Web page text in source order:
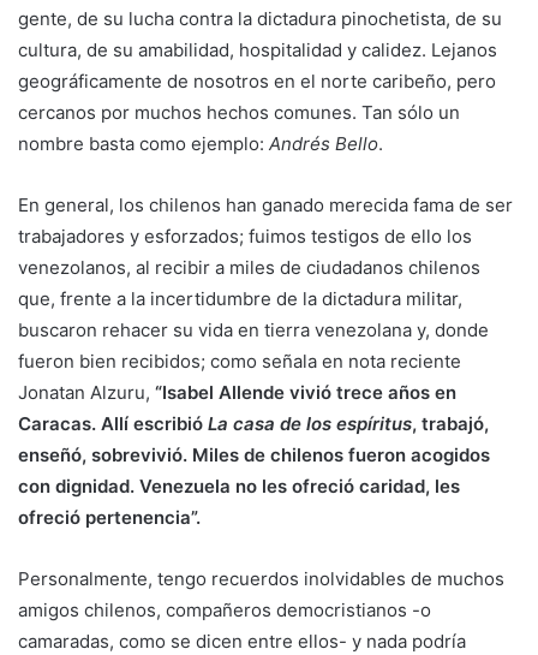
gente, de su lucha contra la dictadura pinochetista, de su
cultura, de su amabilidad, hospitalidad y calidez. Lejanos
geográficamente de nosotros en el norte caribeño, pero
cercanos por muchos hechos comunes. Tan sólo un
nombre basta como ejemplo: Andrés Bello.
En general, los chilenos han ganado merecida fama de ser
trabajadores y esforzados; fuimos testigos de ello los
venezolanos, al recibir a miles de ciudadanos chilenos
que, frente a la incertidumbre de la dictadura militar,
buscaron rehacer su vida en tierra venezolana y, donde
fueron bien recibidos; como señala en nota reciente
Jonatan Alzuru, “Isabel Allende vivió trece años en
Caracas. Allí escribió La casa de los espíritus, trabajó,
enseñó, sobrevivió. Miles de chilenos fueron acogidos
con dignidad. Venezuela no les ofreció caridad, les
ofreció pertenencia”.
Personalmente, tengo recuerdos inolvidables de muchos
amigos chilenos, compañeros democristianos -o
camaradas, como se dicen entre ellos- y nada podría